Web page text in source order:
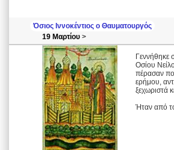
Όσιος Ιννοκέντιος ο Θαυματουργός
19 Μαρτίου >
Γεννήθηκε
Οσίου
πέρασαν
ερήμου,
ξεχωριστά
Ήταν από